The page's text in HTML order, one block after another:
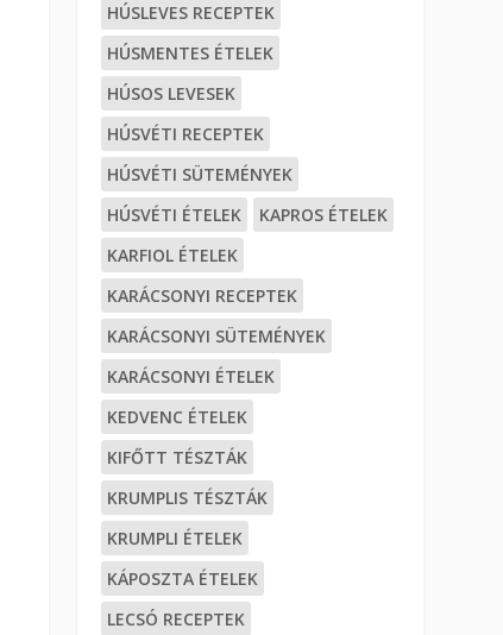
HÚSLEVES RECEPTEK
HÚSMENTES ÉTELEK
HÚSOS LEVESEK
HÚSVÉTI RECEPTEK
HÚSVÉTI SÜTEMÉNYEK
HÚSVÉTI ÉTELEK
KAPROS ÉTELEK
KARFIOL ÉTELEK
KARÁCSONYI RECEPTEK
KARÁCSONYI SÜTEMÉNYEK
KARÁCSONYI ÉTELEK
KEDVENC ÉTELEK
KIFŐTT TÉSZTÁK
KRUMPLIS TÉSZTÁK
KRUMPLI ÉTELEK
KÁPOSZTA ÉTELEK
LECSÓ RECEPTEK